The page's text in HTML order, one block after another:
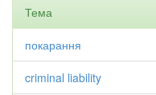
Тема
покарання
criminal liability